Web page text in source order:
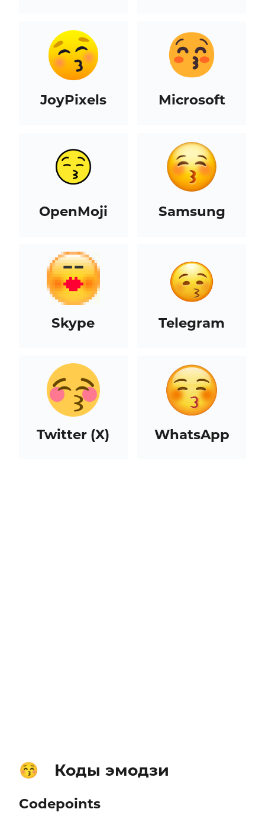
JoyPixels Microsoft
OpenMoji Samsung
Skype Telegram
Twitter (X) WhatsApp
😚 Коды эмодзи
Codepoints